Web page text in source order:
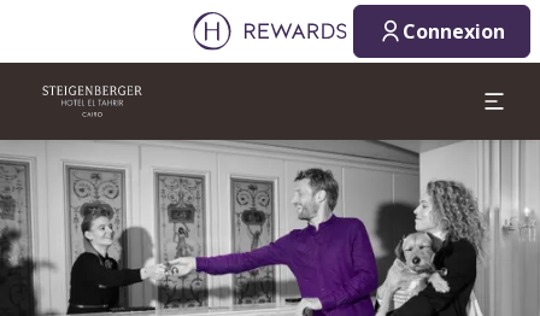
Connexion
Diapositive 1 de 1